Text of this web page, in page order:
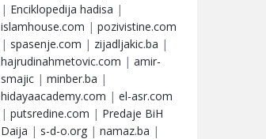
| Enciklopedija hadisa |
islamhouse.com | pozivistine.com
| spasenje.com | zijadljakic.ba |
hajrudinahmetovic.com | amir-
smajic | minber.ba |
hidayaacademy.com | el-asr.com
| putsredine.com | Predaje BiH
Daija | s-d-o.org | namaz.ba |